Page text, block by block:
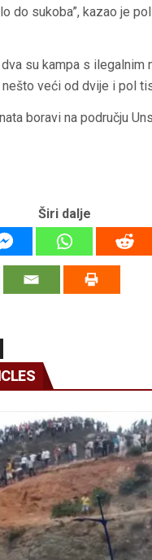
do sukoba”, kazao je
su kampa s ilegalnim
veći od dvije i pol
boravi na području
Širi dalje